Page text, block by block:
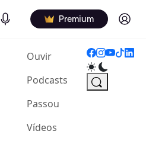
Podcasts Premium Log in
Ouvir(current)
Podcasts
Passou
Vídeos